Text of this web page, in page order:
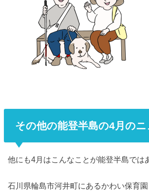
その他の能登半島の4月のニ
他にも4月はこんなことが能登半島では
石川県輪島市河井町にあるかわい保育